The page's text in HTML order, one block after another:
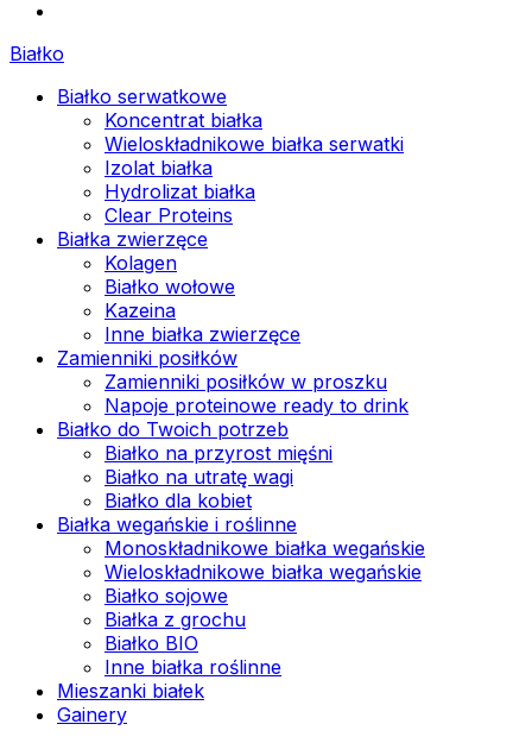
Białko
Białko serwatkowe
Koncentrat białka
Wieloskładnikowe białka serwatki
Izolat białka
Hydrolizat białka
Clear Proteins
Białka zwierzęce
Kolagen
Białko wołowe
Kazeina
Inne białka zwierzęce
Zamienniki posiłków
Zamienniki posiłków w proszku
Napoje proteinowe ready to drink
Białko do Twoich potrzeb
Białko na przyrost mięśni
Białko na utratę wagi
Białko dla kobiet
Białka wegańskie i roślinne
Monoskładnikowe białka wegańskie
Wieloskładnikowe białka wegańskie
Białko sojowe
Białka z grochu
Białko BIO
Inne białka roślinne
Mieszanki białek
Gainery